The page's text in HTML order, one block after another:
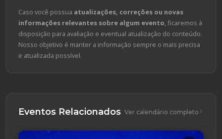
Caso você possua atualizações, correções ou novas
informações relevantes sobre algum evento, ficaremos à
disposição para avaliação e eventual atualização do conteúdo.
Nosso objetivo é manter a informação sempre o mais precisa
e atualizada possível.
Eventos Relacionados Ver calendário completo